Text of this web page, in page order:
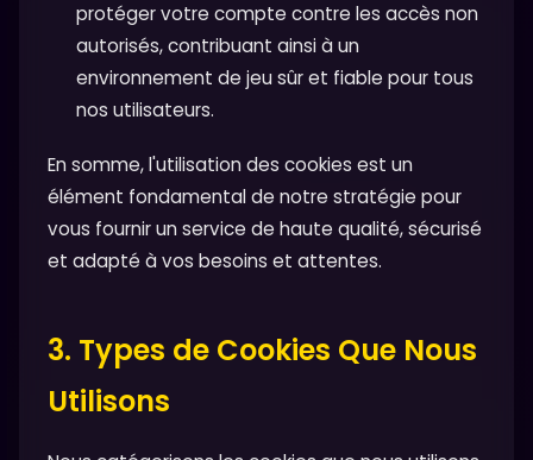
protéger votre compte contre les accès non
autorisés, contribuant ainsi à un
environnement de jeu sûr et fiable pour tous
nos utilisateurs.
En somme, l'utilisation des cookies est un
élément fondamental de notre stratégie pour
vous fournir un service de haute qualité, sécurisé
et adapté à vos besoins et attentes.
3. Types de Cookies Que Nous
Utilisons